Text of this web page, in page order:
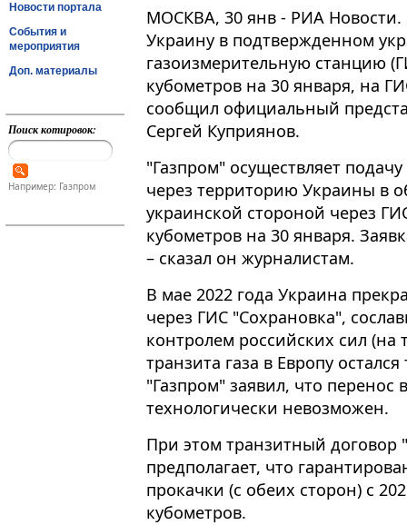
Новости портала
События и
мероприятия
Доп. материалы
Поиск котировок:
Например: Газпром
МОСКВА, 30 янв - РИА Новости.
Украину в подтвержденном
газоизмерительную станцию
кубометров на 30 января, на
сообщил официальный
Сергей Куприянов.
"Газпром" осуществляет
через территорию Украины в
украинской стороной через
кубометров на 30 января​​​.
– сказал он журналистам.
В мае 2022 года Украина
через ГИС "Сохрановка",
контролем российских сил (на
транзита газа в Европу
"Газпром" заявил, что перенос
технологически невозможен.
При этом транзитный договор
предполагает, что
прокачки (с обеих сторон) с
кубометров.